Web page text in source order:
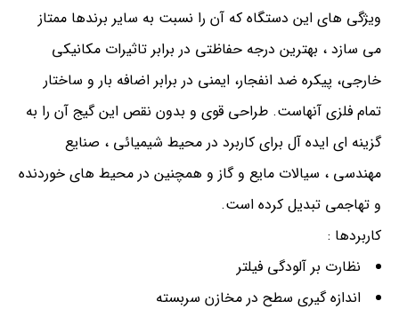
ویژگی های این دستگاه که آن را نسبت به سایر برندها ممتاز
می سازد ، بهترین درجه حفاظتی در برابر تاثیرات مکانیکی
خارجی، پیکره ضد انفجار، ایمنی در برابر اضافه بار و ساختار
تمام فلزی آنهاست. طراحی قوی و بدون نقص این گیج آن را به
گزینه ای ایده آل برای کاربرد در محیط شیمیائی ، صنایع
مهندسی ، سیالات مایع و گاز و همچنین در محیط های خوردنده
و تهاجمی تبدیل کرده است.
کاربردها :
نظارت بر آلودگی فیلتر
اندازه گیری سطح در مخازن سربسته